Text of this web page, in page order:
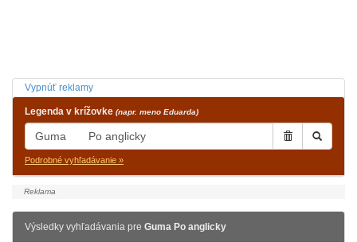
Vypnúť reklamy
Legenda v krížovke (napr. meno Eduarda)
Podrobné vyhľadávanie »
Výsledky vyhľadávania pre Guma Po anglicky